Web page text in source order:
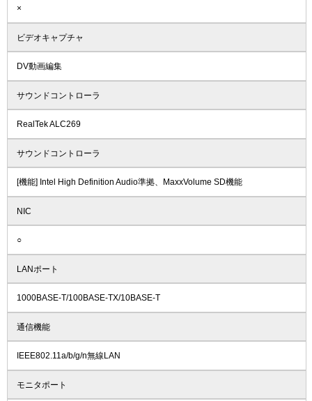
×
ビデオキャプチャ
DV動画編集
サウンドコントローラ
RealTek ALC269
サウンドコントローラ
[機能] Intel High Definition Audio準拠、MaxxVolume SD機能
NIC
○
LANポート
1000BASE-T/100BASE-TX/10BASE-T
通信機能
IEEE802.11a/b/g/n無線LAN
モニタポート